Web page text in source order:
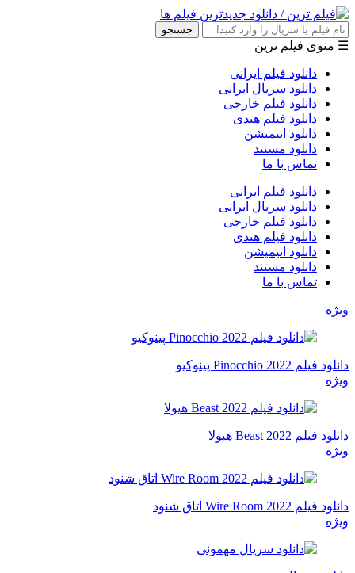
جستجو
☰ منوی فیلم ترین
دانلود فیلم ایرانی
دانلود سریال ایرانی
دانلود فیلم خارجی
دانلود فیلم هندی
دانلود انیمیشن
دانلود مستند
تماس با ما
دانلود فیلم ایرانی
دانلود سریال ایرانی
دانلود فیلم خارجی
دانلود فیلم هندی
دانلود انیمیشن
دانلود مستند
تماس با ما
ویژه
دانلود فیلم Pinocchio 2022 پینوکیو
ویژه
دانلود فیلم Beast 2022 هیولا
ویژه
دانلود فیلم Wire Room 2022 اتاق شنود
ویژه